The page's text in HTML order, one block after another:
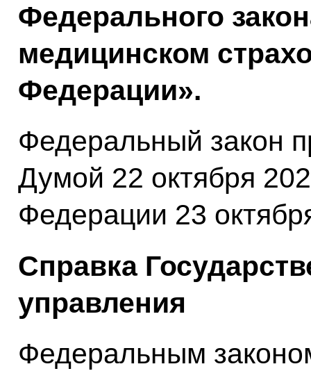
Федерального
медицинском
Федерации».
Федеральный закон
Думой 22 октября
Федерации 23
Справка
управления
Федеральным